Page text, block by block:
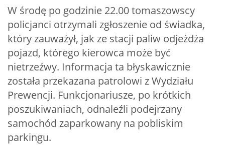
W środę po godzinie 22.00 tomaszowscy
policjanci otrzymali zgłoszenie od świadka,
który zauważył, jak ze stacji paliw odjeżdża
pojazd, którego kierowca może być
nietrzeźwy. Informacja ta błyskawicznie
została przekazana patrolowi z Wydziału
Prewencji. Funkcjonariusze, po krótkich
poszukiwaniach, odnaleźli podejrzany
samochód zaparkowany na pobliskim
parkingu.